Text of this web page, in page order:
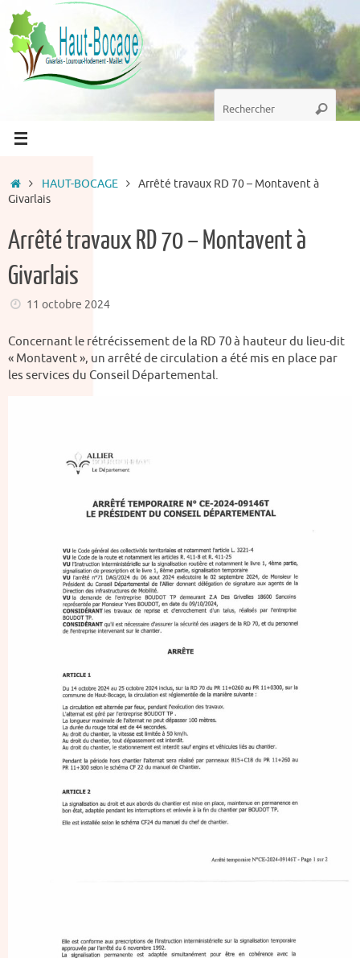
Passer
au
contenu
Recherche
pour
Accueil
HAUT-BOCAGE
Arrêté travaux RD 70 – Montavent à
Givarlais
Arrêté travaux RD 70 – Montavent à
Givarlais
11 octobre 2024
Concernant le rétrécissement de la RD 70 à hauteur du lieu-dit
« Montavent », un arrêté de circulation a été mis en place par
les services du Conseil Départemental.